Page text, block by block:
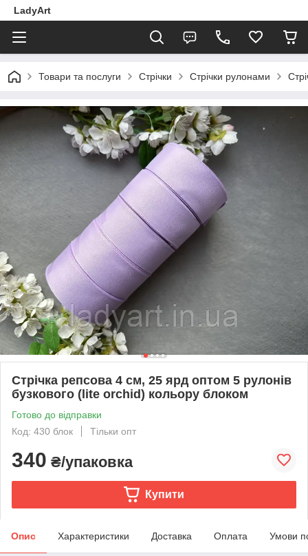
LadyArt
Товари та послуги Стрічки Стрічки рулонами
Стрічка репсова 4 см, 25 ярд оптом 5 рулонів
бузкового (lite orchid) кольору блоком
Готово до відправки
Код: 430 блок
Тільки опт
340 ₴/упаковка
Купити
Опис Характеристики Доставка Оплата Умови